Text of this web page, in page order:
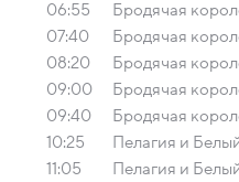
06:55
Бродячая
07:40
Бродячая
08:20
Бродячая
09:00
Бродячая
09:40
Бродячая
10:25
Пелагия и
11:05
Пелагия и